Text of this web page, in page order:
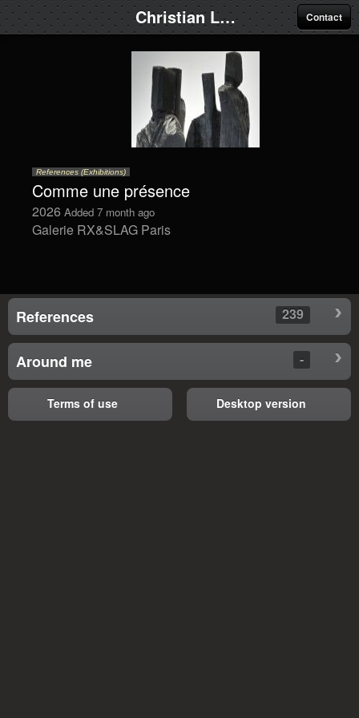
Christian Lapie Contact
References (Exhibitions)
Comme une présence
2026 Added 7 month ago
Galerie RX&SLAG Paris
References 239
Around me -
Terms of use Desktop version